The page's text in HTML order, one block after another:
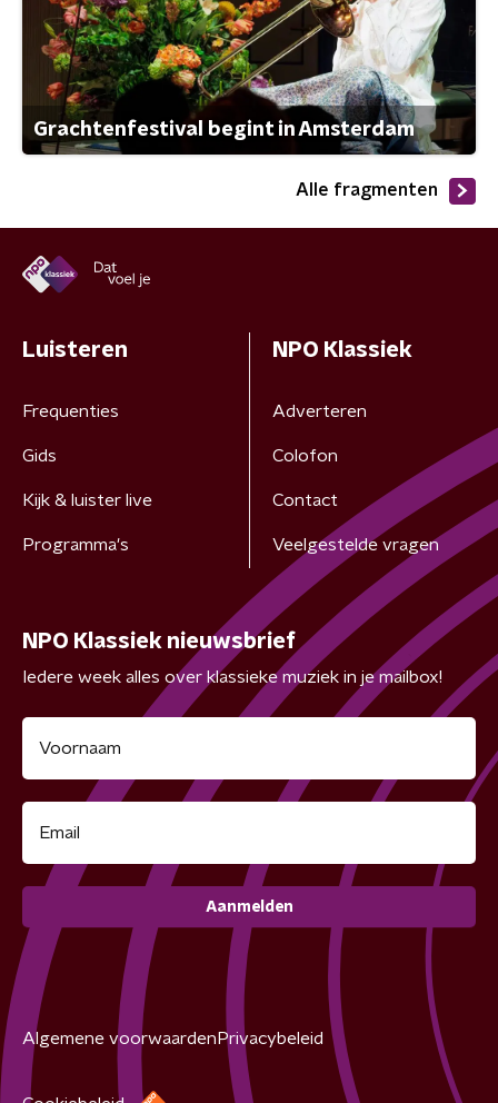
Grachtenfestival begint in Amsterdam
Alle fragmenten
Luisteren
Frequenties
Gids
Kijk & luister live
Programma's
NPO Klassiek
Adverteren
Colofon
Contact
Veelgestelde vragen
NPO Klassiek nieuwsbrief
Iedere week alles over klassieke muziek in je mailbox!
Aanmelden
Algemene voorwaarden Privacybeleid